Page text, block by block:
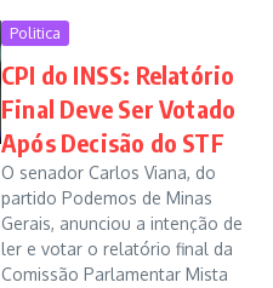
Politica
CPI do INSS: Relatório
Final Deve Ser Votado
Após Decisão do STF
O senador Carlos Viana, do
partido Podemos de Minas
Gerais, anunciou a intenção de
ler e votar o relatório final da
Comissão Parlamentar Mista